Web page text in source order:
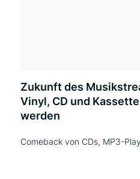
Zukunft des
Vinyl, CD und
werden
Comeback von CDs, MP3-